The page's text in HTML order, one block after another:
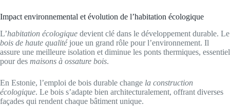
Impact environnemental et évolution de l’habitation écologique
L’habitation écologique devient clé dans le développement durable. Le
bois de haute qualitéjoue un grand rôle pour l’environnement. Il
assure une meilleure isolation et diminue les ponts thermiques, essentiel
pour des maisons à ossature bois.
En Estonie, l’emploi de bois durable change la construction
écologique. Le bois s’adapte bien architecturalement, offrant diverses
façades qui rendent chaque bâtiment unique.